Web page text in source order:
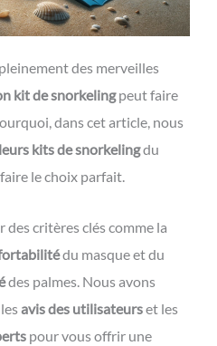
des merveilles
kit de snorkelingpeut faire
dans cet article, nous
kits de snorkelingdu
le choix parfait.
des critères clés comme la
du masque et du
des palmes. Nous avons
avis des utilisateurset les
pour vous offrir une